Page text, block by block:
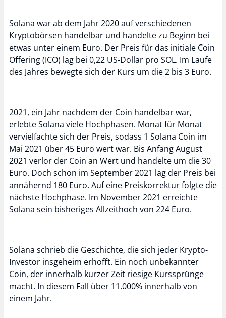
Solana war ab dem Jahr 2020 auf verschiedenen
Kryptobörsen handelbar und handelte zu Beginn bei
etwas unter einem Euro. Der Preis für das initiale Coin
Offering (ICO) lag bei 0,22 US-Dollar pro SOL. Im Laufe
des Jahres bewegte sich der Kurs um die 2 bis 3 Euro.
2021, ein Jahr nachdem der Coin handelbar war,
erlebte Solana viele Hochphasen. Monat für Monat
vervielfachte sich der Preis, sodass 1 Solana Coin im
Mai 2021 über 45 Euro wert war. Bis Anfang August
2021 verlor der Coin an Wert und handelte um die 30
Euro. Doch schon im September 2021 lag der Preis bei
annähernd 180 Euro. Auf eine Preiskorrektur folgte die
nächste Hochphase. Im November 2021 erreichte
Solana sein bisheriges Allzeithoch von 224 Euro.
Solana schrieb die Geschichte, die sich jeder Krypto-
Investor insgeheim erhofft. Ein noch unbekannter
Coin, der innerhalb kurzer Zeit riesige Kurssprünge
macht. In diesem Fall über 11.000% innerhalb von
einem Jahr.